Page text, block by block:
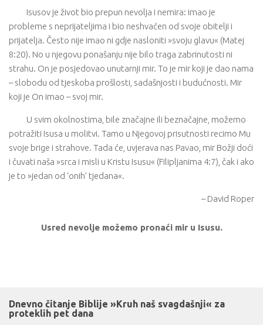
Isusov je život bio prepun nevolja i nemira: imao je
probleme s neprijateljima i bio neshvaćen od svoje obitelji i
prijatelja. Često nije imao ni gdje nasloniti »svoju glavu« (Matej
8:20). No u njegovu ponašanju nije bilo traga zabrinutosti ni
strahu. On je posjedovao unutarnji mir. To je mir koji je dao nama
– slobodu od tjeskoba prošlosti, sadašnjosti i budućnosti. Mir
koji je On imao – svoj mir.
U svim okolnostima, bile značajne ili beznačajne, možemo
potražiti Isusa u molitvi. Tamo u Njegovoj prisutnosti recimo Mu
svoje brige i strahove. Tada će, uvjerava nas Pavao, mir Božji doći
i čuvati naša »srca i misli u Kristu Isusu« (Filipljanima 4:7), čak i ako
je to »jedan od ‘onih’ tjedana«.
– David Roper
Usred nevolje možemo pronaći mir u Isusu.
Dnevno čitanje Biblije »Kruh naš svagdašnji« za
proteklih pet dana